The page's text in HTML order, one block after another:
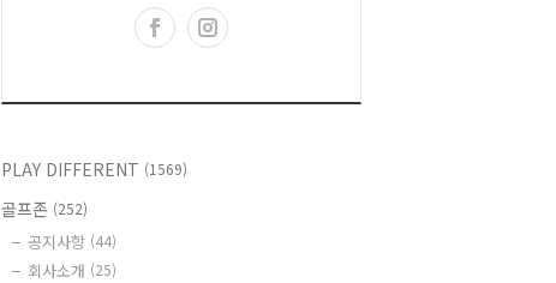
PLAY DIFFERENT (1569)
골프존 (252)
공지사항 (44)
회사소개 (25)